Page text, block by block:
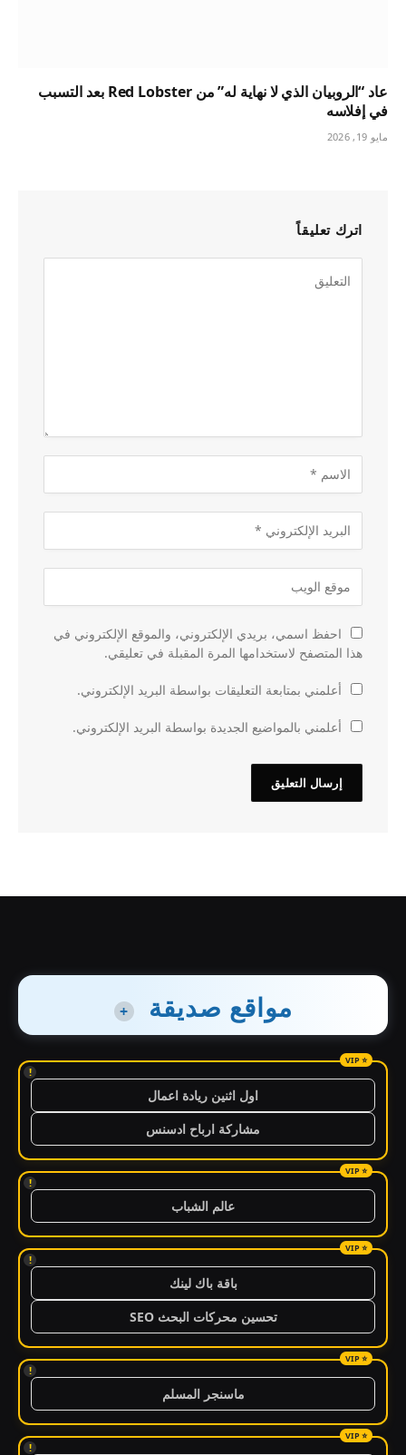
عاد “الروبيان الذي لا نهاية له” من Red Lobster بعد التسبب
في إفلاسه
مايو 19, 2026
اترك تعليقاً
احفظ اسمي، بريدي الإلكتروني، والموقع الإلكتروني في
هذا المتصفح لاستخدامها المرة المقبلة في تعليقي.
أعلمني بمتابعة التعليقات بواسطة البريد الإلكتروني.
أعلمني بالمواضيع الجديدة بواسطة البريد الإلكتروني.
مواقع صديقة +
!
اول اثنين ريادة اعمال
مشاركة ارباح ادسنس
!
عالم الشباب
!
باقة باك لينك
تحسين محركات البحث SEO
!
ماسنجر المسلم
!